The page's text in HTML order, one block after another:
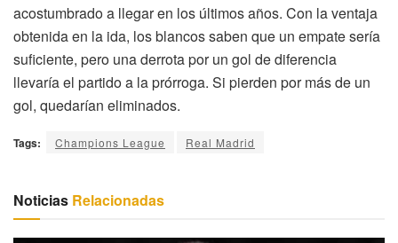
acostumbrado a llegar en los últimos años. Con la ventaja
obtenida en la ida, los blancos saben que un empate sería
suficiente, pero una derrota por un gol de diferencia
llevaría el partido a la prórroga. Si pierden por más de un
gol, quedarían eliminados.
Tags: Champions League Real Madrid
Noticias Relacionadas